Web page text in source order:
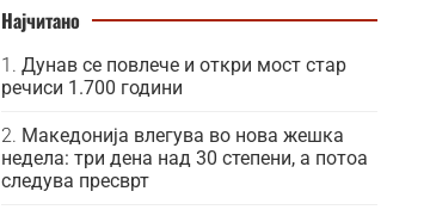
Најчитано
Дунав се повлече и откри мост стар
речиси 1.700 години
Македонија влегува во нова жешка
недела: три дена над 30 степени, а потоа
следува пресврт